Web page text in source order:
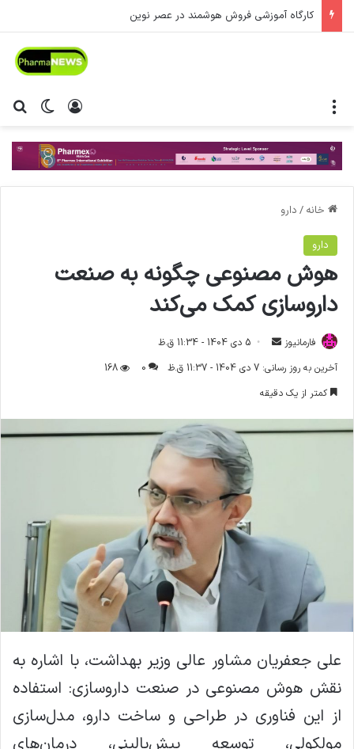
کارگاه آموزشی فروش هوشمند در عصر نوین
تغییر ورود
خانه / دارو
دارو
هوش مصنوعی چگونه به صنعت
داروسازی کمک می‌کند
فارمانیوز
ا
ل
ا
5 دی 1404 - 11:34 ق.ظ
آخرین به روز رسانی: 7 دی 1404 - 11:37 ق.ظ
0
168
کمتر از یک دقیقه
علی جعفریان مشاور عالی وزیر بهداشت، با اشاره به
نقش هوش مصنوعی در صنعت داروسازی: استفاده
از این فناوری در طراحی و ساخت دارو، مدل‌سازی
مولکولی، توسعه پیش‌بالینی، درمان‌های